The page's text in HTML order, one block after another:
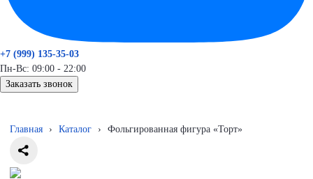
+7 (999) 135-35-03
Пн-Вс: 09:00 - 22:00
Заказать звонок
Главная › Каталог › Фольгированная фигура «Торт»